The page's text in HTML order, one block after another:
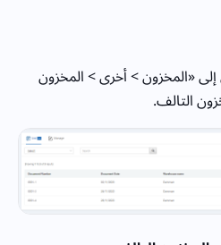
«المخزون > أخرى > المخزون
التالف.